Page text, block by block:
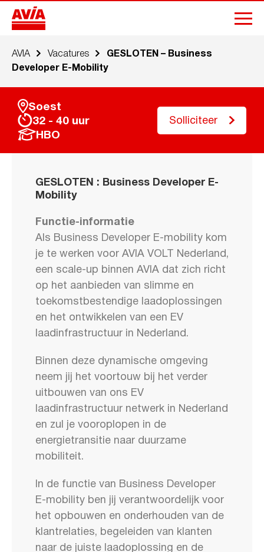
AVIA Vacatures
GESLOTEN – Business
Developer E-Mobility
Soest
32 - 40 uur
HBO
Solliciteer
GESLOTEN : Business Developer E-
Mobility
Functie-informatie
Als Business Developer E-mobility kom
je te werken voor AVIA VOLT Nederland,
een scale-up binnen AVIA dat zich richt
op het aanbieden van slimme en
toekomstbestendige laadoplossingen
en het ontwikkelen van een EV
laadinfrastructuur in Nederland.
Binnen deze dynamische omgeving
neem jij het voortouw bij het verder
uitbouwen van ons EV
laadinfrastructuur netwerk in Nederland
en zul je vooroplopen in de
energietransitie naar duurzame
mobiliteit.
In de functie van Business Developer
E-mobility ben jij verantwoordelijk voor
het opbouwen en onderhouden van de
klantrelaties, begeleiden van klanten
naar de juiste laadoplossing en de